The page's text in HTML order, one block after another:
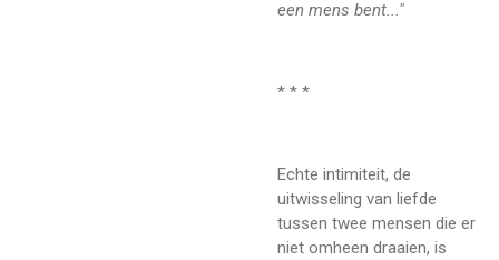
een mens bent..."
* * *
Echte intimiteit, de
uitwisseling van liefde
tussen twee mensen die er
niet omheen draaien, is